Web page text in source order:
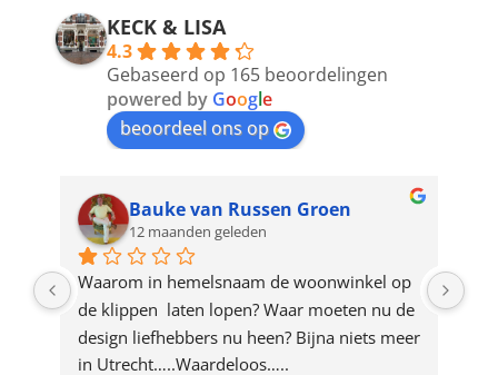
address
product
KECK & LISA
4.3
Gebaseerd op 165 beoordelingen
powered by Google
beoordeel ons op
Bauke van Russen Groen
12 maanden geleden
Waarom in hemelsnaam de woonwinkel op
de klippen  laten lopen? Waar moeten nu de
design liefhebbers nu heen? Bijna niets meer
in Utrecht…..Waardeloos…..